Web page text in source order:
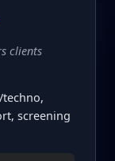
clients
screening